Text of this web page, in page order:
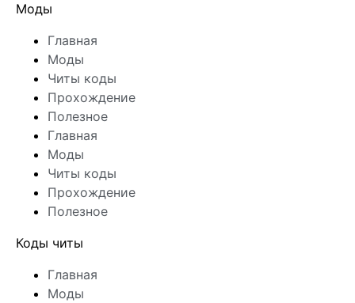
Моды
Главная
Моды
Читы коды
Прохождение
Полезное
Главная
Моды
Читы коды
Прохождение
Полезное
Коды читы
Главная
Моды